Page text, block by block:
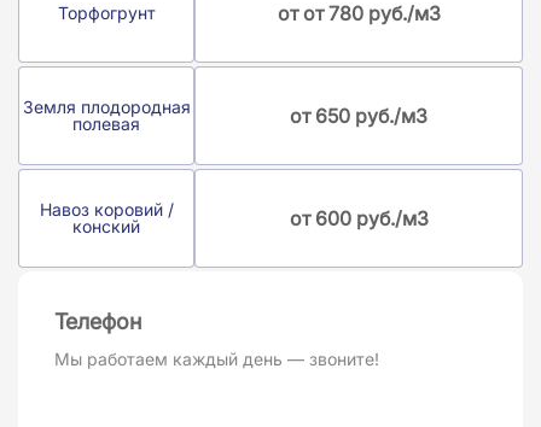
Торфогрунт
Земля плодородная
полевая
Навоз коровий /
конский
от от 780 руб./м3
от 650 руб./м3
от 600 руб./м3
Телефон
Мы работаем каждый день — звоните!